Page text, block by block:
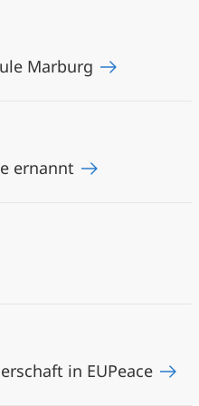
Marburg
ernannt
in EUPeace